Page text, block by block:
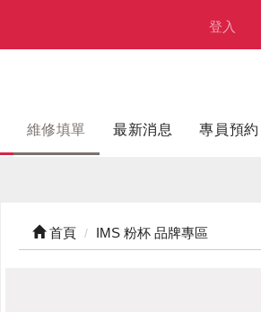
登入
維修填單 最新消息 專員預約
首頁 IMS 粉杯 品牌專區